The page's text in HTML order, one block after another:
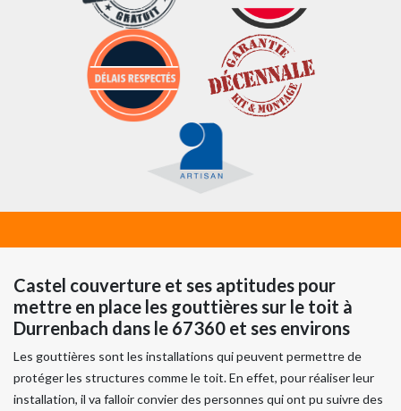
Castel couverture et ses aptitudes pour
mettre en place les gouttières sur le toit à
Durrenbach dans le 67360 et ses environs
Les gouttières sont les installations qui peuvent permettre de
protéger les structures comme le toit. En effet, pour réaliser leur
installation, il va falloir convier des personnes qui ont pu suivre des